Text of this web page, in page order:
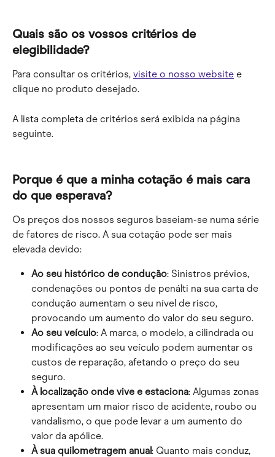
Quais são os vossos critérios de
elegibilidade?
Para consultar os critérios, visite o nosso website e
clique no produto desejado.
A lista completa de critérios será exibida na página
seguinte.
Porque é que a minha cotação é mais cara
do que esperava?
Os preços dos nossos seguros baseiam-se numa série
de fatores de risco. A sua cotação pode ser mais
elevada devido:
Ao seu histórico de condução: Sinistros prévios,
condenações ou pontos de penálti na sua carta de
condução aumentam o seu nível de risco,
provocando um aumento do valor do seu seguro.
Ao seu veículo: A marca, o modelo, a cilindrada ou
modificações ao seu veículo podem aumentar os
custos de reparação, afetando o preço do seu
seguro.
À localização onde vive e estaciona: Algumas zonas
apresentam um maior risco de acidente, roubo ou
vandalismo, o que pode levar a um aumento do
valor da apólice.
À sua quilometragem anual: Quanto mais conduz,